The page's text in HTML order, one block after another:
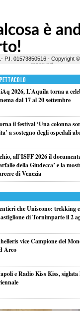
2026, L’Aquila torna a
dal 17 al 20 settembre
il festival ‘Una colonna
a sostegno degli ospedali
all’ISFF 2026 il
della Giudecca’ e la
di Venezia
che Uniscono: trekking
di Tornimparte il 2
vice Campione del
Arco
e Radio Kiss Kiss,